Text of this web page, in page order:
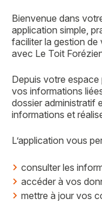
Bienvenue dans
application simple,
faciliter la gestion
avec Le Toit
Depuis votre
vos informations
dossier administratif
informations et
L’application vous
consulter les
accéder à vos
mettre à jour vos